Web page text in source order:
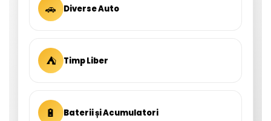
🚗 Diverse Auto
⛺ Timp Liber
🔋 Baterii și Acumulatori